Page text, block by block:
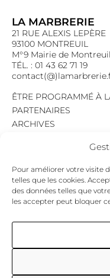
Pour améliorer votre visite
telles que les cookies.
des données telles que
les accepter peut bloquer
LA MARBRERIE
21 RUE ALEXIS LEPÈRE
93100 MONTREUIL
M°9 Mairie de Montreuil
TÉL. : 01 43 62 71 19
ÊTRE PROGRAMMÉ À
PARTENAIRES
ARCHIVES
MENTIONS LÉGALES
POLITIQUE DE
COOKIES
NEWSLETTER
pour ne jamais passer